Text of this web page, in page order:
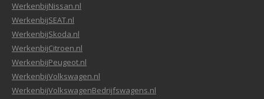
WerkenbijNissan.nl
WerkenbijSEAT.nl
WerkenbijSkoda.nl
WerkenbijCitroen.nl
WerkenbijPeugeot.nl
WerkenbijVolkswagen.nl
WerkenbijVolkswagenBedrijfswagens.nl